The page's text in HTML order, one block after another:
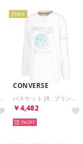
Store
CONVERSE
￥4,482
2%